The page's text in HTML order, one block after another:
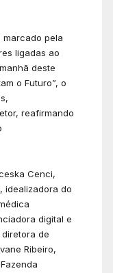
marcado pela
ligadas ao
deste
o Futuro”, o
reafirmando
Cenci,
idealizadora do
digital e
de
Ribeiro,